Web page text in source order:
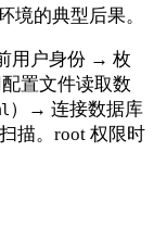
境的典型后果。
用户身份 → 枚
置文件读取数
）→ 连接数据库
描。root 权限时